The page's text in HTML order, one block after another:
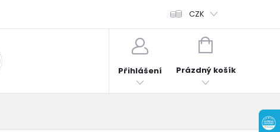
Hodnocení obchodu
CZK
Přihlášení
NÁKUPNÍ
Prázdný košík